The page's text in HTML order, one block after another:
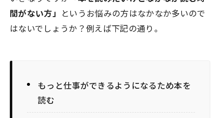
間がない方」 というお悩みの方はなかなか多いので
はないでしょうか？例えば下記の通り。
もっと仕事ができるようになるため本を
読む